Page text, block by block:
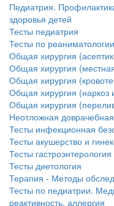
Педиатрия.
здоровья детей
Тесты педиатрия
Тесты по реаниматологии
Общая хирургия
Общая хирургия
Общая хирургия
Общая хирургия (наркоз
Общая хирургия
Неотложная
Тесты инфекционная
Тесты акушерство и
Тесты гастроэнтерология
Тесты диетология
Терапия - Методы
Тесты по педиатрии.
реактивность, аллергия